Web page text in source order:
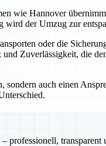
wie Hannover
wird der Umzug zur
oder die
Zuverlässigkeit, die
auch einen
professionell, transparent